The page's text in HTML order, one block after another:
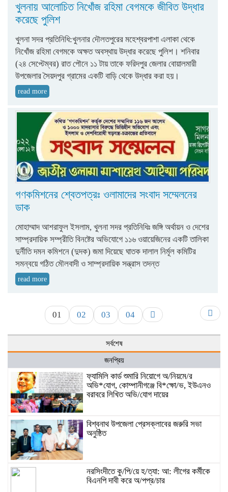
খুলনায় আলোচিত নিখোঁজ রহিমা বেগমকে জীবিত উদ্ধার
করেছে পুলিশ
খুলনা সদর প্রতিনিধি:খুলনার দৌলতপুরের মহেশ্বরপাশা এলাকা থেকে
নিখোঁজ রহিমা বেগমকে অক্ষত অবস্থায় উদ্ধার করেছে পুলিশ। শনিবার
(২৪ সেপ্টেম্বর) রাত পৌনে ১১ টায় তাকে ফরিদপুর জেলার বোয়ালমারী
উপজেলার সৈয়দপুর গ্রামের একটি বাড়ি থেকে উদ্ধার করা হয়।
read more
গণকমিশনের শ্বেতপত্রঃ ওলামাদের সংবাদ সম্মেলনের
ডাক
মোহাম্মাদ আশরাফুল ইসলাম, খুলনা সদর প্রতিনিধিঃ জঙ্গি অর্থায়ন ও দেশের
সাম্প্রদায়িক সম্প্রীতি বিনষ্টের অভিযোগে ১১৬ ওয়ায়েজিনের একটি তালিকা
দুর্নীতি দমন কমিশনে (দুদক) জমা দিয়েছে ঘাতক দালাল নির্মূল কমিটির
সমন্বয়ে গঠিত মৌলবাদী ও সাম্প্রদায়িক সন্ত্রাস তদন্ত
read more
01 02 03 04
সর্বশেষ
জনপ্রিয়
ফ্যামিলি কার্ড শুমারি নিয়োগে অ/নিয়মে/র
অভি*যোগ, কোম্পানীগঞ্জে বি*ক্ষো/ভ, ইউএনও
বরাবরে লিখিত অভি/যোগ দায়ের
বিশ্বনাথ উপজেলা প্রেসক্লাবের জরুরি সভা
অনুষ্ঠিত
নরসিংদীতে কু/পি/য়ে হ/ত্যা: আ: লীগের কর্মীকে
বিএনপি দাবী করে অ/পপ্র/চার